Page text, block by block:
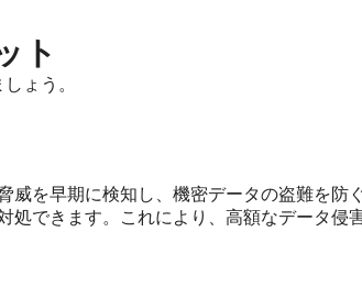
ト
ょう。
を早期に検知し、機密データの盗難を防
できます。これにより、高額なデータ侵